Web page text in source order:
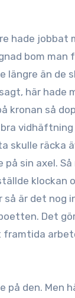
hade jobbat
bom man
längre än de
här
kronan så
skulle räcka
sin axel.
klockan
så är det nog
Det
på den. Men